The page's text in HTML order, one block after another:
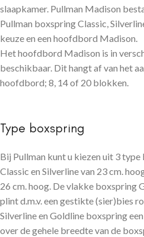
slaapkamer. Pullman Madison
Pullman boxspring Classic,
keuze en een hoofdbord Madison.
Het hoofdbord Madison is in
beschikbaar. Dit hangt af van het
hoofdbord; 8, 14 of 20 blokken.
Type boxspring
Bij Pullman kunt u kiezen uit 3
Classic en Silverline van 23 cm.
26 cm. hoog. De vlakke boxspring
plint d.m.v. een gestikte (sier)bies
Silverline en Goldline boxspring
over de gehele breedte van de